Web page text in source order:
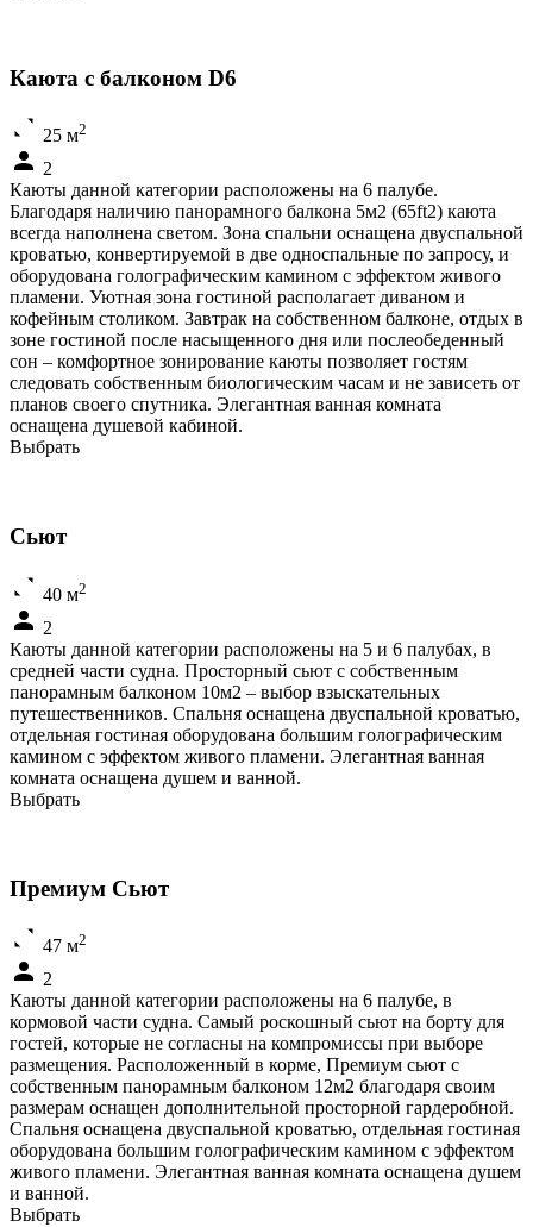
Каюта с балконом D6
25 м2
2
Каюты данной категории расположены на 6 палубе.
Благодаря наличию панорамного балкона 5м2 (65ft2) каюта
всегда наполнена светом. Зона спальни оснащена двуспальной
кроватью, конвертируемой в две односпальные по запросу, и
оборудована голографическим камином с эффектом живого
пламени. Уютная зона гостиной располагает диваном и
кофейным столиком. Завтрак на собственном балконе, отдых в
зоне гостиной после насыщенного дня или послеобеденный
сон – комфортное зонирование каюты позволяет гостям
следовать собственным биологическим часам и не зависеть от
планов своего спутника. Элегантная ванная комната
оснащена душевой кабиной.
Выбрать
Сьют
40 м2
2
Каюты данной категории расположены на 5 и 6 палубах, в
средней части судна. Просторный сьют с собственным
панорамным балконом 10м2 – выбор взыскательных
путешественников. Спальня оснащена двуспальной кроватью,
отдельная гостиная оборудована большим голографическим
камином с эффектом живого пламени. Элегантная ванная
комната оснащена душем и ванной.
Выбрать
Премиум Сьют
47 м2
2
Каюты данной категории расположены на 6 палубе, в
кормовой части судна. Самый роскошный сьют на борту для
гостей, которые не согласны на компромиссы при выборе
размещения. Расположенный в корме, Премиум сьют с
собственным панорамным балконом 12м2 благодаря своим
размерам оснащен дополнительной просторной гардеробной.
Спальня оснащена двуспальной кроватью, отдельная гостиная
оборудована большим голографическим камином с эффектом
живого пламени. Элегантная ванная комната оснащена душем
и ванной.
Выбрать